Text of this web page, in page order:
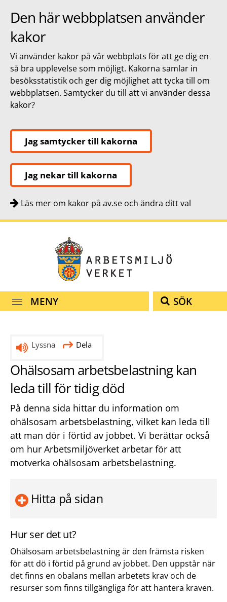
Den här webbplatsen använder
kakor
Vi använder kakor på vår webbplats för att ge dig en
så bra upplevelse som möjligt. Kakorna samlar in
besöksstatistik och ger dig möjlighet att tycka till om
webbplatsen. Samtycker du till att vi använder dessa
kakor?
Jag samtycker till kakorna
Jag nekar till kakorna
Läs mer om kakor på av.se och ändra ditt val
MENY SÖK
Lyssna Dela
Ohälsosam arbetsbelastning kan
leda till för tidig död
På denna sida hittar du information om
ohälsosam arbetsbelastning, vilket kan leda till
att man dör i förtid av jobbet. Vi berättar också
om hur Arbetsmiljöverket arbetar för att
motverka ohälsosam arbetsbelastning.
Hitta på sidan
Hur ser det ut?
Ohälsosam arbetsbelastning är den främsta risken
för att dö i förtid på grund av jobbet. Den uppstår när
det finns en obalans mellan arbetets krav och de
resurser som finns tillgängliga för att hantera kraven.